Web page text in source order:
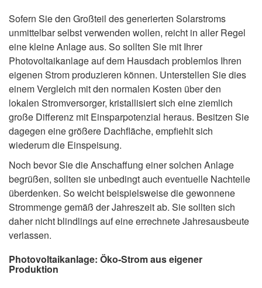
Sofern Sie den Großteil des generierten Solarstroms
unmittelbar selbst verwenden wollen, reicht in aller Regel
eine kleine Anlage aus. So sollten Sie mit Ihrer
Photovoltaikanlage auf dem Hausdach problemlos Ihren
eigenen Strom produzieren können. Unterstellen Sie dies
einem Vergleich mit den normalen Kosten über den
lokalen Stromversorger, kristallisiert sich eine ziemlich
große Differenz mit Einsparpotenzial heraus. Besitzen Sie
dagegen eine größere Dachfläche, empfiehlt sich
wiederum die Einspeisung.
Noch bevor Sie die Anschaffung einer solchen Anlage
begrüßen, sollten sie unbedingt auch eventuelle Nachteile
überdenken. So weicht beispielsweise die gewonnene
Strommenge gemäß der Jahreszeit ab. Sie sollten sich
daher nicht blindlings auf eine errechnete Jahresausbeute
verlassen.
Photovoltaikanlage: Öko-Strom aus eigener
Produktion